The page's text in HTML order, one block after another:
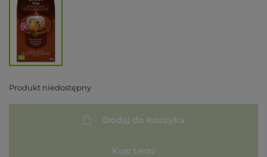
Produkt niedostępny
Dodaj do koszyka
Kup teraz